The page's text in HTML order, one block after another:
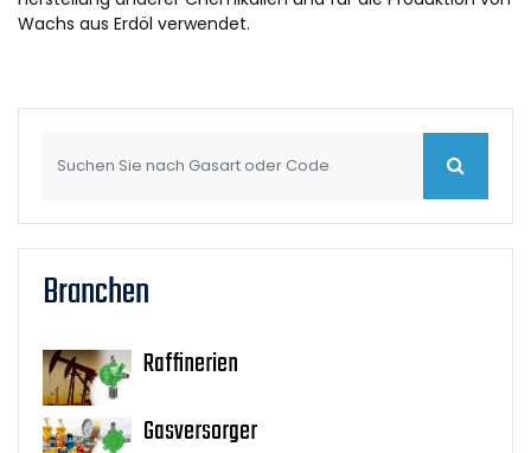
Wachs aus Erdöl verwendet.
Branchen
Raffinerien
Gasversorger